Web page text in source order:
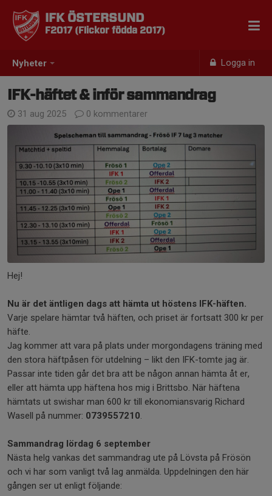
Nyheter Logga in
IFK ÖSTERSUND
F2017 (Flickor födda 2017)
IFK-häftet & inför sammandrag
31 aug 2025 0 kommentarer
Hej!
Nu är det äntligen dags att hämta ut höstens IFK-häften.
Varje spelare hämtar två häften, och priset är fortsatt 300 kr per
häfte.
Jag kommer att vara på plats under morgondagens träning med
den stora häftpåsen för utdelning – likt den IFK-tomte jag är.
Passar inte tiden går det bra att be någon annan hämta åt er,
eller att hämta upp häftena hos mig i Brittsbo. När häftena
hämtats ut swishar man 600 kr till ekonomiansvarig Richard
Wasell på nummer: 0739557210.
Sammandrag lördag 6 september
Nästa helg vankas det sammandrag ute på Lövsta på Frösön
och vi har som vanligt två lag anmälda. Uppdelningen den här
gången ser ut enligt följande: